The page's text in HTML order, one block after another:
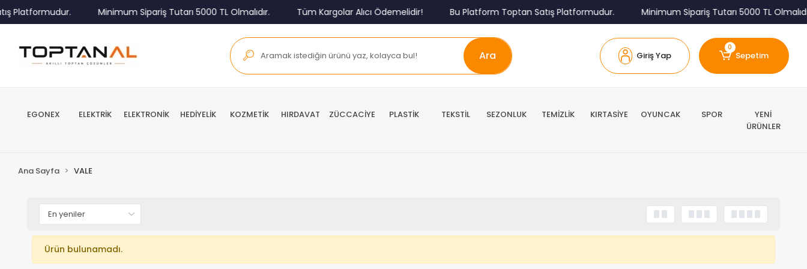
Platformudur. Minimum Sipariş Tutarı 5000 TL Olmalıdır. Tüm Kargolar Alıcı Ödemelidir! Bu Platform Toptan Satış Platformudur. Minimum Sipariş Tutarı 5000 TL
Ara Giriş Yap
0
Sepetim
EGONEX ELEKTRİK ELEKTRONİK HEDİYELİK KOZMETİK HIRDAVAT ZÜCCACİYE PLASTİK TEKSTİL SEZONLUK TEMİZLİK KIRTASİYE OYUNCAK SPOR
YENİ
ÜRÜNLER
Ana Sayfa VALE
Ürün bulunamadı.